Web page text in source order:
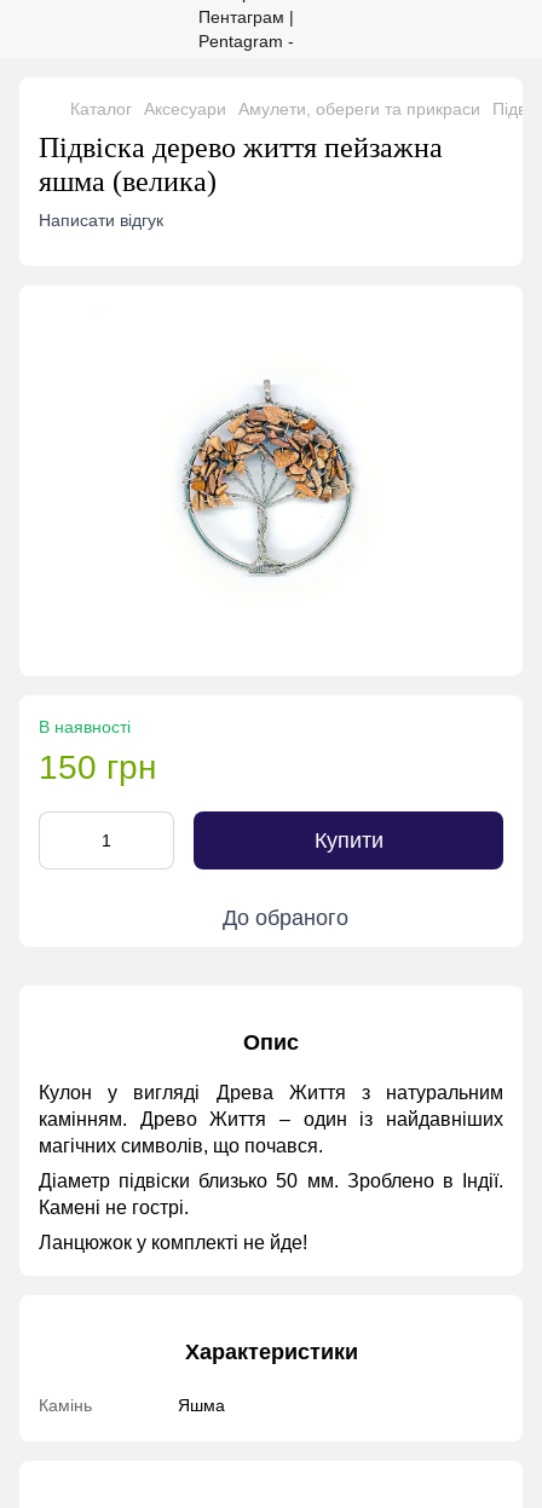
Каталог Аксесуари Амулети, обереги та прикраси
Підвіска дерево життя пейзажна
яшма (велика)
Написати відгук
В наявності
150 грн
Купити
До обраного
Опис
Кулон у вигляді Древа Життя з натуральним
камінням. Древо Життя – один із найдавніших
магічних символів, що почався.
Діаметр підвіски близько 50 мм. Зроблено в Індії.
Камені не гострі.
Ланцюжок у комплекті не йде!
Характеристики
Камінь Яшма